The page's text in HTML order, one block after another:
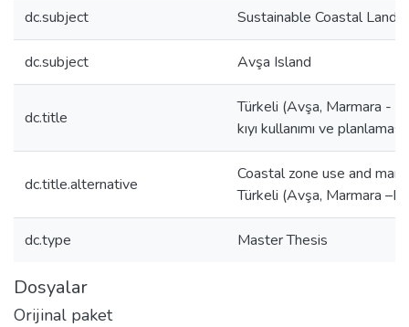
dc.subject Sustainable Coastal Land
dc.subject Avşa Island
dc.title
Türkeli (Avşa, Marmara -
kıyı kullanımı ve planlaması
dc.title.alternative
Coastal zone use and
Türkeli (Avşa, Marmara
dc.type Master Thesis
Dosyalar
Orijinal paket